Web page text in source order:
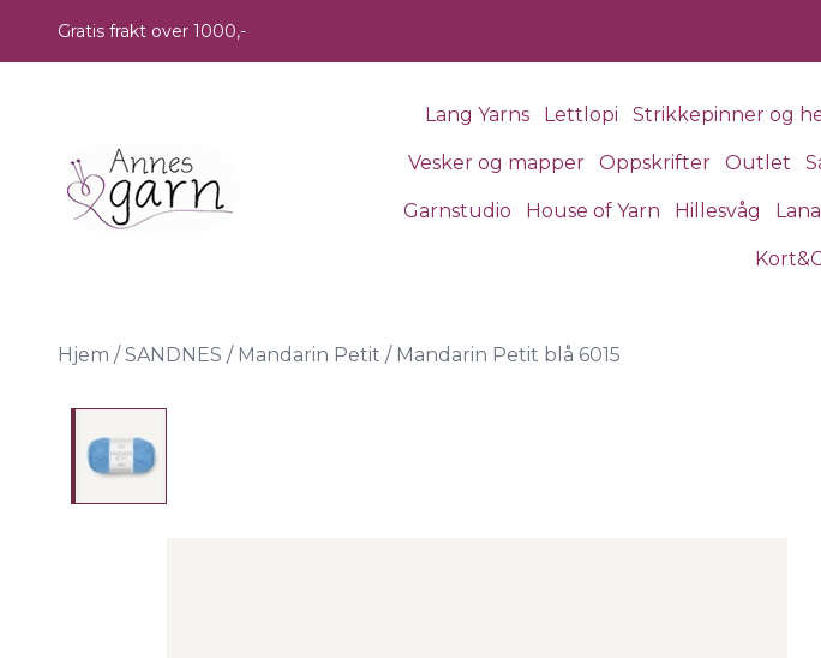
Gratis frakt over 1000,-
Lang Yarns Lettlopi Strikkepinner og
Vesker og mapper Oppskrifter Outlet
Garnstudio House of Yarn Hillesvåg
Hjem / SANDNES / Mandarin Petit / Mandarin Petit blå 6015